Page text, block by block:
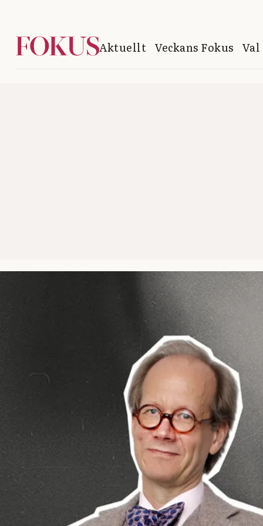
Aktuellt Veckans Fokus Val